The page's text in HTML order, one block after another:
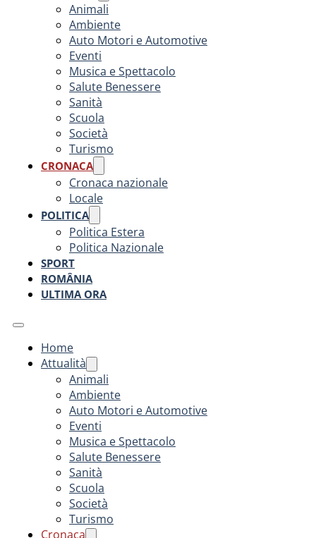
Animali
Ambiente
Auto Motori e Automotive
Eventi
Musica e Spettacolo
Salute Benessere
Sanità
Scuola
Società
Turismo
CRONACA
Cronaca nazionale
Locale
POLITICA
Politica Estera
Politica Nazionale
SPORT
ROMÂNIA
ULTIMA ORA
Home
Attualità
Animali
Ambiente
Auto Motori e Automotive
Eventi
Musica e Spettacolo
Salute Benessere
Sanità
Scuola
Società
Turismo
Cronaca